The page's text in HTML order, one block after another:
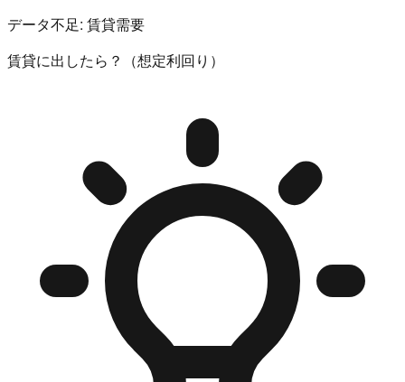
データ不足: 賃貸需要
賃貸に出したら？（想定利回り）